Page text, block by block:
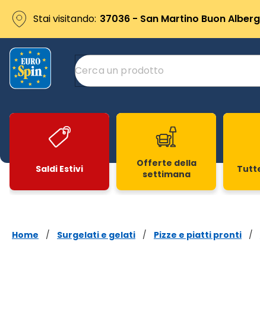
Stai visitando: 37036 - San Martino Buon
Saldi Estivi
Offerte della
settimana
Home / Surgelati e gelati / Pizze e piatti pronti /